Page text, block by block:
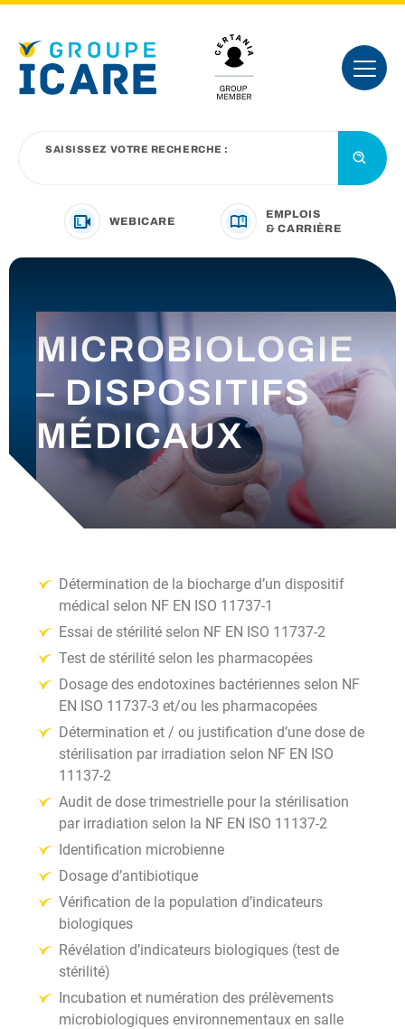
SAISISSEZ VOTRE RECHERCHE :
WEBICARE
EMPLOIS
& CARRIÈRE
NOTRE OFFRE
NOUS CONNAÎTRE
ACTUALITÉS
CONTACT
MICROBIOLOGIE
– DISPOSITIFS
MÉDICAUX
Détermination de la biocharge d’un dispositif
médical selon NF EN ISO 11737-1
Essai de stérilité selon NF EN ISO 11737-2
Test de stérilité selon les pharmacopées
Dosage des endotoxines bactériennes selon NF
EN ISO 11737-3 et/ou les pharmacopées
Détermination et / ou justification d’une dose de
stérilisation par irradiation selon NF EN ISO
11137-2
Audit de dose trimestrielle pour la stérilisation
par irradiation selon la NF EN ISO 11137-2
Identification microbienne
Dosage d’antibiotique
Vérification de la population d’indicateurs
biologiques
Révélation d’indicateurs biologiques (test de
stérilité)
Incubation et numération des prélèvements
microbiologiques environnementaux en salle